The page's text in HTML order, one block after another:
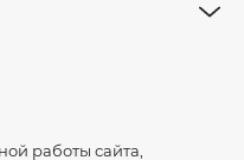
работы сайта,